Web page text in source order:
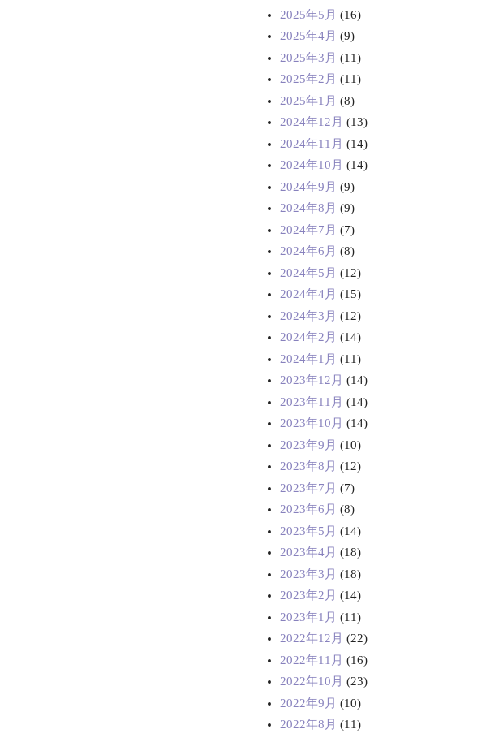
2025年5月 (16)
2025年4月 (9)
2025年3月 (11)
2025年2月 (11)
2025年1月 (8)
2024年12月 (13)
2024年11月 (14)
2024年10月 (14)
2024年9月 (9)
2024年8月 (9)
2024年7月 (7)
2024年6月 (8)
2024年5月 (12)
2024年4月 (15)
2024年3月 (12)
2024年2月 (14)
2024年1月 (11)
2023年12月 (14)
2023年11月 (14)
2023年10月 (14)
2023年9月 (10)
2023年8月 (12)
2023年7月 (7)
2023年6月 (8)
2023年5月 (14)
2023年4月 (18)
2023年3月 (18)
2023年2月 (14)
2023年1月 (11)
2022年12月 (22)
2022年11月 (16)
2022年10月 (23)
2022年9月 (10)
2022年8月 (11)